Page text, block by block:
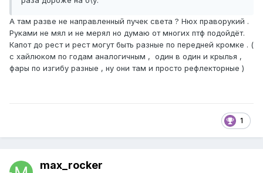
А там разве не направленный пучек света ? Нюх праворукий .
Руками не мял и не мерял но думаю от многих птф подойдёт.
Капот до рест и рест могут быть разные по передней кромке . (
с хайлюком по годам аналогичным , один в один и крылья ,
фары по изгибу разные , ну они там и просто рефлекторные )
1
max_rocker